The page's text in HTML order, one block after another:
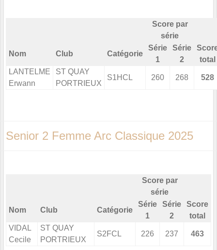
Score par
série
Nom Club Catégorie
Série
1
Série
2
total
LANTELME
Erwann
ST QUAY
PORTRIEUX
S1HCL 260 268 528
Senior 2 Femme Arc Classique 2025
Score par
série
Nom Club Catégorie
Série
1
Série
2
Score
total
VIDAL
Cecile
ST QUAY
PORTRIEUX
S2FCL 226 237 463